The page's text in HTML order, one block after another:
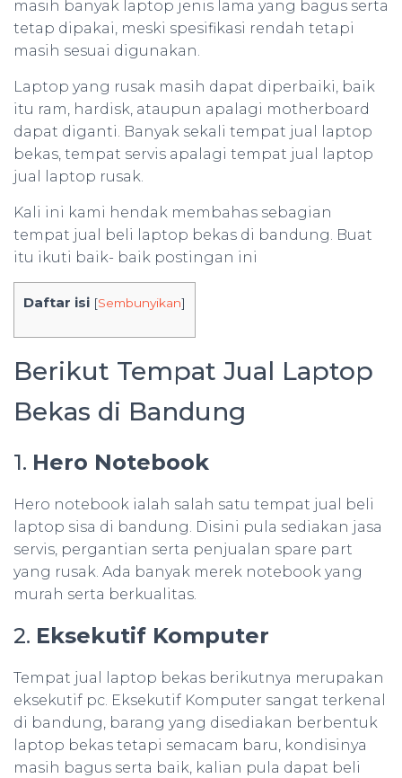
masih banyak laptop jenis lama yang bagus serta
tetap dipakai, meski spesifikasi rendah tetapi
masih sesuai digunakan.
Laptop yang rusak masih dapat diperbaiki, baik
itu ram, hardisk, ataupun apalagi motherboard
dapat diganti. Banyak sekali tempat jual laptop
bekas, tempat servis apalagi tempat jual laptop
jual laptop rusak.
Kali ini kami hendak membahas sebagian
tempat jual beli laptop bekas di bandung. Buat
itu ikuti baik- baik postingan ini
Daftar isi [Sembunyikan]
Berikut Tempat Jual Laptop
Bekas di Bandung
1. Hero Notebook
Hero notebook ialah salah satu tempat jual beli
laptop sisa di bandung. Disini pula sediakan jasa
servis, pergantian serta penjualan spare part
yang rusak. Ada banyak merek notebook yang
murah serta berkualitas.
2. Eksekutif Komputer
Tempat jual laptop bekas berikutnya merupakan
eksekutif pc. Eksekutif Komputer sangat terkenal
di bandung, barang yang disediakan berbentuk
laptop bekas tetapi semacam baru, kondisinya
masih bagus serta baik, kalian pula dapat beli